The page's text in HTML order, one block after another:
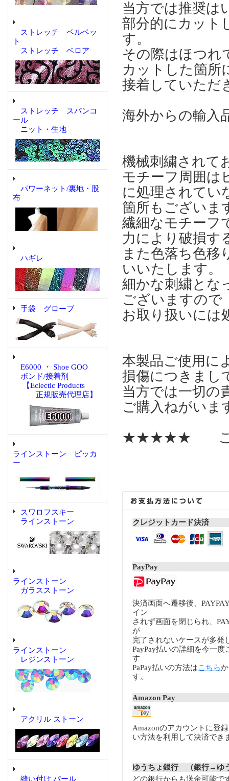
ストレッチ ベルベッ
ト
ストレッチ ベロア
ストレッチ スパンコ
ール
ニット・生地
パワーネット/裏地・股
布
ハギレ
手袋 グローブ
E6000 ・ Shoe GOO
ボンド/接着剤
【Eclectic Products
正規販売代理店】
ラインストーン ピッカ
ー
スワロフスキー
ラインストーン
ラインストーン
ガラスストーン
ラインストーン
レジンストーン
アクリル ストーン
縫い付け パール
当方では推奨は
部分的にカット
す。
その際はほつれ
カットした箇所
接着していただ
海外からの輸入
機械刺繍され
モチーフ周囲は
に処理されてい
箇所もございま
繊細なモチーフ
力により破損す
また色落ち色移
いいたします。
細かな刺繍とな
ございますので
お取り扱いには
本製品ご使用に
損傷につきまし
当方では一切の
ご購入ねがいま
★★★★★ こ
クレジットカード決済
PayPay
決済画面へ遷移後、
イン
されず画面を閉じられ、
が
完了されないケースが多発
PayPay払いの詳細を今一度
す
PaPay払いの方法はこちら
す。
Amazon Pay
Amazonのアカウントに登
い方法を利用して決済でき
ゆうちょ銀行 （銀行→ゆ
どの銀行からも送金可能で